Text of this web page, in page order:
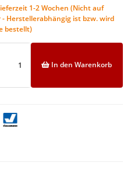
1-2 Wochen (Nicht auf
- Herstellerabhängig ist bzw. wird
bestellt)
In den Warenkorb